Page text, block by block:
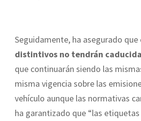
Seguidamente, ha asegurado que
distintivos no tendrán
que continuarán siendo las
misma vigencia sobre las
vehículo aunque las normativas
ha garantizado que “las